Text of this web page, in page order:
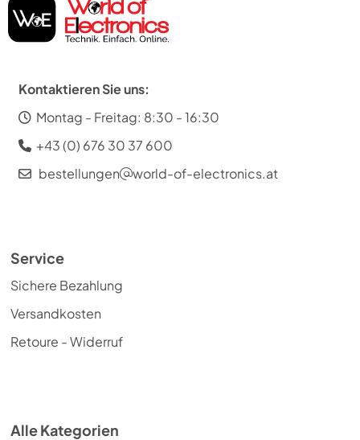
Kontaktieren Sie uns:
Montag - Freitag: 8:30 - 16:30
+43 (0) 676 30 37 600
bestellungen
world-of-electronics.at
Service
Sichere Bezahlung
Versandkosten
Retoure - Widerruf
Alle Kategorien